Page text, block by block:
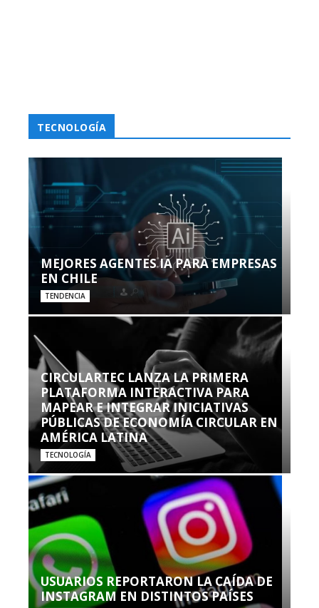
TECNOLOGÍA
MEJORES AGENTES IA PARA EMPRESAS
EN CHILE
TENDENCIA
CIRCULARTEC LANZA LA PRIMERA
PLATAFORMA INTERACTIVA PARA
MAPEAR E INTEGRAR INICIATIVAS
PÚBLICAS DE ECONOMÍA CIRCULAR EN
AMÉRICA LATINA
TECNOLOGÍA
USUARIOS REPORTARON LA CAÍDA DE
INSTAGRAM EN DISTINTOS PAÍSES